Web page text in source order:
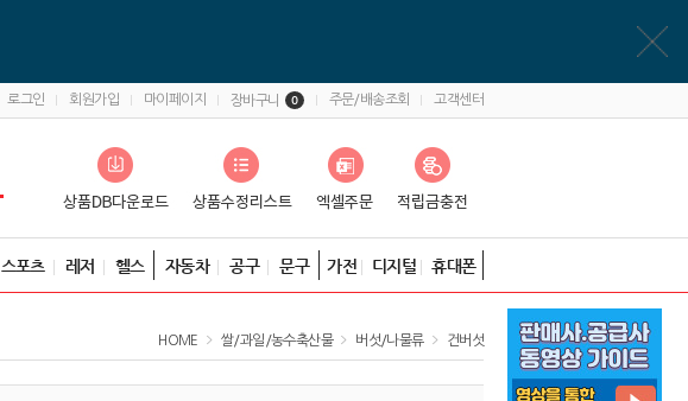
로그인 회원가입 마이페이지 장바구니 0 주문/배송조회 고객센터
스포츠 레저 헬스 자동차 공구 문구 가전 디지털 휴대폰
HOME 쌀/과일/농수축산물 버섯/나물류 건버섯